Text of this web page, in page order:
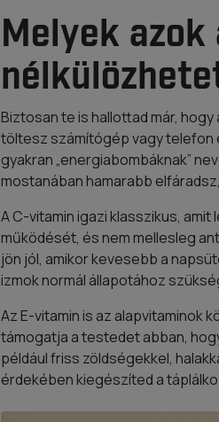
Melyek
Biztosan te is hallottad már, hogy
töltesz számítógép vagy telefon
gyakran „energiabombáknak”
mostanában hamarabb
A C-vitamin igazi klasszikus,
működését, és nem mellesleg
jön jól, amikor kevesebb a
izmok normál állapotához
Az E-vitamin is az alapvitaminok
támogatja a testedet abban,
például friss zöldségekkel,
érdekében kiegészíted a